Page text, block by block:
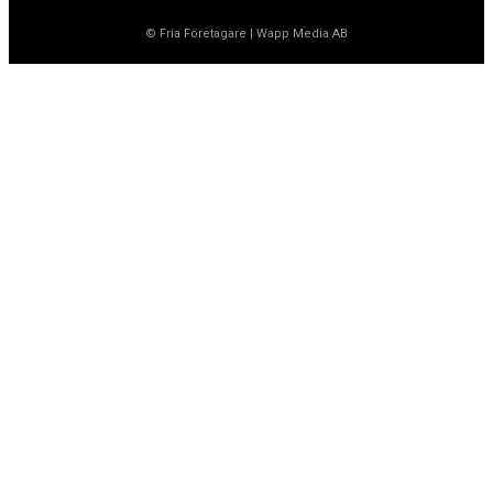
© Fria Företagare Wapp Media AB